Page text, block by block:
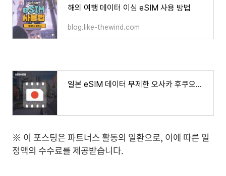
해외 여행 데이터 이심 eSIM 사용 방법
blog.like-thewind.com
일본 eSIM 데이터 무제한 오사카 후쿠오카 도쿄 오키나와 유심 아이폰e심 유심사eSIM
※ 이 포스팅은 파트너스 활동의 일환으로, 이에 따른 일
정액의 수수료를 제공받습니다.